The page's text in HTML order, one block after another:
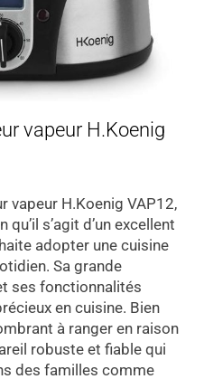
vapeur H.Koenig
vapeur H.Koenig VAP12,
s’agit d’un excellent
adopter une cuisine
Sa grande
ses fonctionnalités
en cuisine. Bien
à ranger en raison
robuste et fiable qui
des familles comme